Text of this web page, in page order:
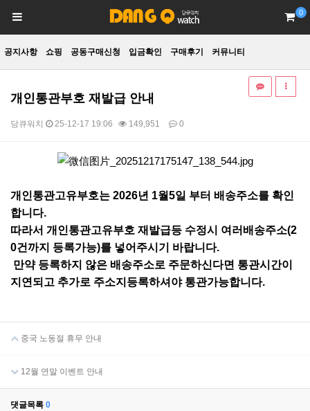
0
공지사항 쇼핑 공동구매신청 입금확인 구매후기 커뮤니티
개인통관부호 재발급 안내
당큐워치 25-12-17 19:06 149,951 0
개인통관고유부호는 2026년 1월5일 부터 배송주소를 확인
합니다.
따라서 개인통관고유부호 재발급등 수정시 여러배송주소(2
0건까지 등록가능)를 넣어주시기 바랍니다.
만약 등록하지 않은 배송주소로 주문하신다면 통관시간이
지연되고 추가로 주소지등록하셔야 통관가능합니다.
중국 노동절 휴무 안내
12월 연말 이벤트 안내
댓글목록 0